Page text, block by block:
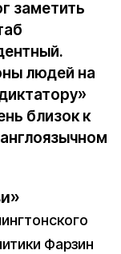
заметить
людей на
близок к
Фарзин